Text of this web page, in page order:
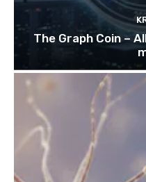
The Graph Coin –